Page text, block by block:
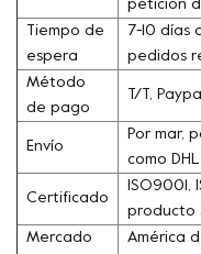
petición
Tiempo de
espera
7-10 días
pedidos
Método
de pago
T/T, Paypal
Envío
Por mar,
como
Certificado
producto
Mercado
América